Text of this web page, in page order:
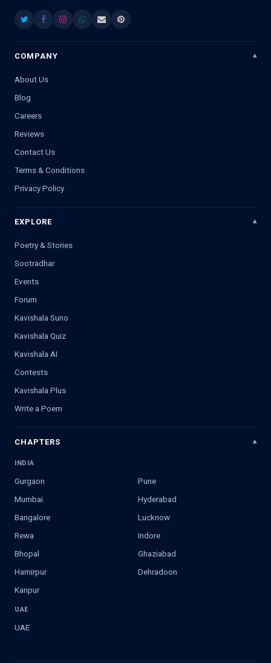
COMPANY
About Us
Blog
Careers
Reviews
Contact Us
Terms & Conditions
Privacy Policy
EXPLORE
Poetry & Stories
Sootradhar
Events
Forum
Kavishala Suno
Kavishala Quiz
Kavishala AI
Contests
Kavishala Plus
Write a Poem
CHAPTERS
INDIA
Gurgaon
Pune
Mumbai
Hyderabad
Bangalore
Lucknow
Rewa
Indore
Bhopal
Ghaziabad
Hamirpur
Dehradoon
Kanpur
UAE
UAE